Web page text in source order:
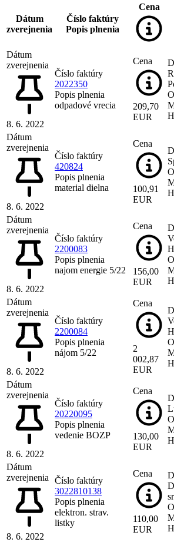
Dátum
zverejnenia
Číslo faktúry
Popis plnenia
Cena
Dátum
zverejnenia
8. 6. 2022
Číslo faktúry
2022350
Popis plnenia
odpadové vrecia
Cena
209,70
EUR
Dátum
zverejnenia
8. 6. 2022
Číslo faktúry
420824
Popis plnenia
material dielna
Cena
100,91
EUR
Dátum
zverejnenia
8. 6. 2022
Číslo faktúry
2200083
Popis plnenia
najom energie 5/22
Cena
156,00
EUR
Dátum
zverejnenia
8. 6. 2022
Číslo faktúry
2200084
Popis plnenia
nájom 5/22
Cena
2
002,87
EUR
Dátum
zverejnenia
8. 6. 2022
Číslo faktúry
20220095
Popis plnenia
vedenie BOZP
Cena
130,00
EUR
Dátum
zverejnenia
8. 6. 2022
Číslo faktúry
3022810138
Popis plnenia
elektron. strav.
listky
Cena
110,00
EUR